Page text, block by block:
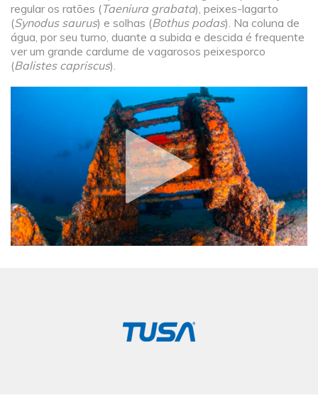
regular os ratões (Taeniura grabata), peixes-lagarto
(Synodus saurus) e solhas (Bothus podas). Na coluna de
água, por seu turno, duante a subida e descida é frequente
ver um grande cardume de vagarosos peixesporco
(Balistes capriscus).